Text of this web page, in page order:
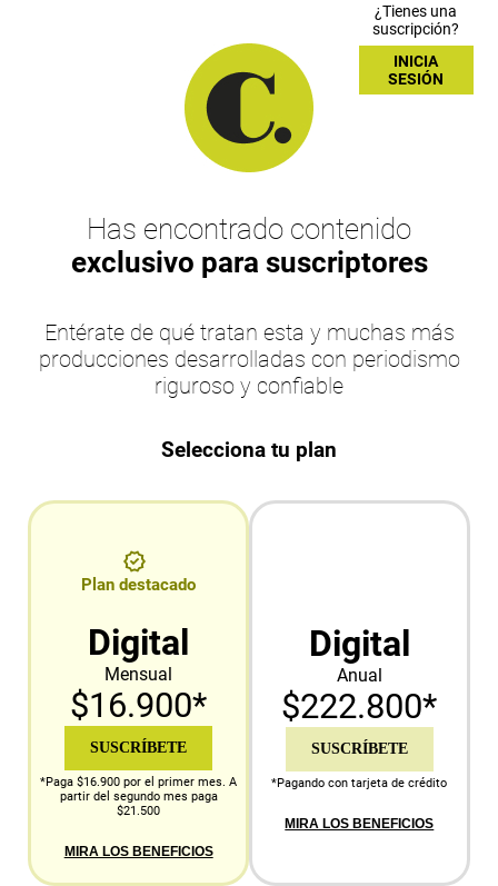
¿Tienes una
suscripción?
INICIA
SESIÓN
Has encontrado contenido
exclusivo para suscriptores
Entérate de qué tratan esta y muchas más
producciones desarrolladas con periodismo
riguroso y confiable
Selecciona tu plan
Plan destacado
Digital
Mensual
$16.900*
SUSCRÍBETE
*Paga $16.900 por el primer mes. A
partir del segundo mes paga
$21.500
MIRA LOS BENEFICIOS
Digital
Anual
$222.800*
SUSCRÍBETE
*Pagando con tarjeta de crédito
MIRA LOS BENEFICIOS